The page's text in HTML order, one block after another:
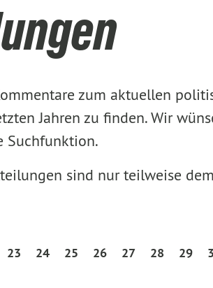
zum aktuellen
Jahren zu finden. Wir
Suchfunktion.
sind nur teilweise
23 24 25 26 27 28 29